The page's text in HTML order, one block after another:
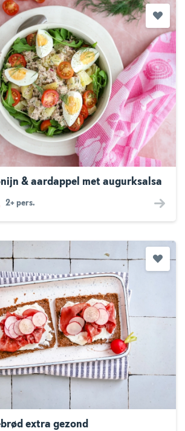
& aardappel met augurksalsa
2+ pers.
extra gezond